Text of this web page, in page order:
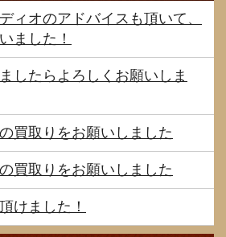
ィオのアドバイスも頂いて、
ました！
したらよろしくお願いしま
買取りをお願いしました
買取りをお願いしました
けました！